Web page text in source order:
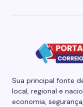
Sua principal fonte
local, regional e
economia,